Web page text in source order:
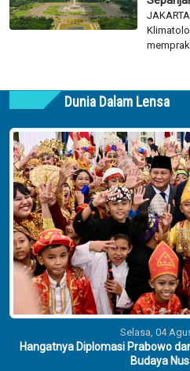
Dunia Dalam Lensa
Selasa, 04
Hangatnya Diplomasi Prabowo
Budaya